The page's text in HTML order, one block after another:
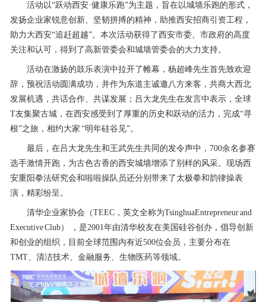
活动以“跃动西安·健康乐跑”为主题，旨在以城墙乐跑的形式，
发扬企业家锐意创新、坚韧拼搏的精神，助推西安招商引资工程，
助力大西安“追赶超越”。本次活动获得了西安市委、市政府的高度
关注和认可，得到了高新管委会和城墙管委会的大力支持。
活动在激扬的鼓乐表演中拉开了帷幕，杨超峰先生首先致欢迎
辞，预祝活动圆满成功，并作为东道主诚邀八方来客，共商大西北
发展机遇，共话合作、共谋发展；吕大龙先生在发言中表示，全球
T友集聚古城，在西安感受到了厚重的历史和跃动的活力，完成“寻
根”之旅，相约大家 “明年硅谷见”。
最后，在吕大龙先生和王武先生共同的发令声中，700余名参赛
选手激情开跑，为古色古香的西安城墙增添了别样的风采。现场西
安重阳拳法研究会和啦啦操队员还分别带来了太极拳和韵律操表
演，精彩纷呈。
清华企业家协会（TEEC，英文全称为TsinghuaEntrepreneur and
Executive Club） ，是2001年由清华校友在美国硅谷创办，倡导创新
和创业的组织，目前全球范围内有近500位会员，主要分布在
TMT、清洁技术、金融服务、生物医药等领域。